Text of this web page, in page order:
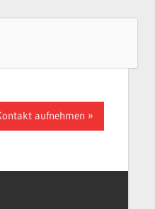
aufnehmen